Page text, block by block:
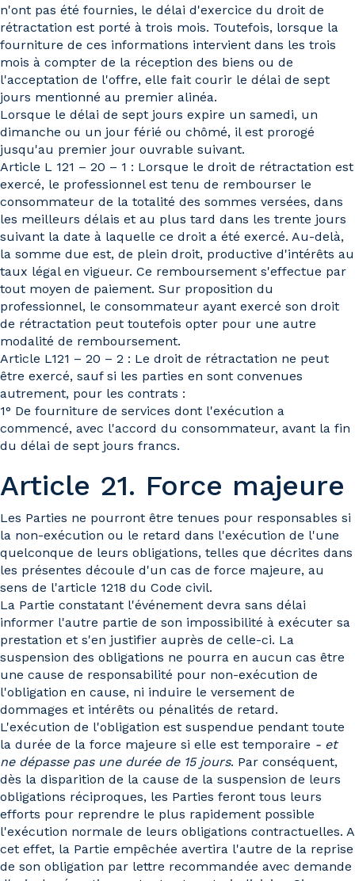
n'ont pas été fournies, le délai d'exercice du droit de
rétractation est porté à trois mois. Toutefois, lorsque la
fourniture de ces informations intervient dans les trois
mois à compter de la réception des biens ou de
l'acceptation de l'offre, elle fait courir le délai de sept
jours mentionné au premier alinéa.
Lorsque le délai de sept jours expire un samedi, un
dimanche ou un jour férié ou chômé, il est prorogé
jusqu'au premier jour ouvrable suivant.
Article L 121 – 20 – 1 : Lorsque le droit de rétractation est
exercé, le professionnel est tenu de rembourser le
consommateur de la totalité des sommes versées, dans
les meilleurs délais et au plus tard dans les trente jours
suivant la date à laquelle ce droit a été exercé. Au-delà,
la somme due est, de plein droit, productive d'intérêts au
taux légal en vigueur. Ce remboursement s'effectue par
tout moyen de paiement. Sur proposition du
professionnel, le consommateur ayant exercé son droit
de rétractation peut toutefois opter pour une autre
modalité de remboursement.
Article L121 – 20 – 2 : Le droit de rétractation ne peut
être exercé, sauf si les parties en sont convenues
autrement, pour les contrats :
1° De fourniture de services dont l'exécution a
commencé, avec l'accord du consommateur, avant la fin
du délai de sept jours francs.
Article 21. Force majeure
Les Parties ne pourront être tenues pour responsables si
la non-exécution ou le retard dans l'exécution de l'une
quelconque de leurs obligations, telles que décrites dans
les présentes découle d'un cas de force majeure, au
sens de l'article 1218 du Code civil.
La Partie constatant l'événement devra sans délai
informer l'autre partie de son impossibilité à exécuter sa
prestation et s'en justifier auprès de celle-ci. La
suspension des obligations ne pourra en aucun cas être
une cause de responsabilité pour non-exécution de
l'obligation en cause, ni induire le versement de
dommages et intérêts ou pénalités de retard.
L'exécution de l'obligation est suspendue pendant toute
la durée de la force majeure si elle est temporaire - et
ne dépasse pas une durée de 15 jours. Par conséquent,
dès la disparition de la cause de la suspension de leurs
obligations réciproques, les Parties feront tous leurs
efforts pour reprendre le plus rapidement possible
l'exécution normale de leurs obligations contractuelles. A
cet effet, la Partie empêchée avertira l'autre de la reprise
de son obligation par lettre recommandée avec demande